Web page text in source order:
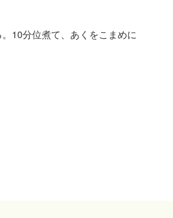
10分位煮て、あくをこまめに